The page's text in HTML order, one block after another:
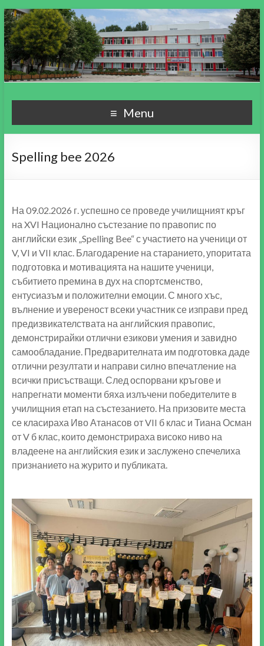
СУ "Пейо Кр. Яворов"
гр. Варна
Училище, мой свят чудесен!
Menu
Spelling bee 2026
На 09.02.2026 г. успешно се проведе училищният кръг
на XVI Национално състезание по правопис по
английски език „Spelling Bee“ с участието на ученици от
V, VI и VII клас. Благодарение на старанието, упоритата
подготовка и мотивацията на нашите ученици,
събитието премина в дух на спортсменство,
ентусиазъм и положителни емоции. С много хъс,
вълнение и увереност всеки участник се изправи пред
предизвикателствата на английския правопис,
демонстрирайки отлични езикови умения и завидно
самообладание. Предварителната им подготовка даде
отлични резултати и направи силно впечатление на
всички присъстващи. След оспорвани кръгове и
напрегнати моменти бяха излъчени победителите в
училищния етап на състезанието. На призовите места
се класираха Иво Атанасов от VII б клас и Тиана Осман
от V б клас, които демонстрираха високо ниво на
владеене на английския език и заслужено спечелиха
признанието на журито и публиката.